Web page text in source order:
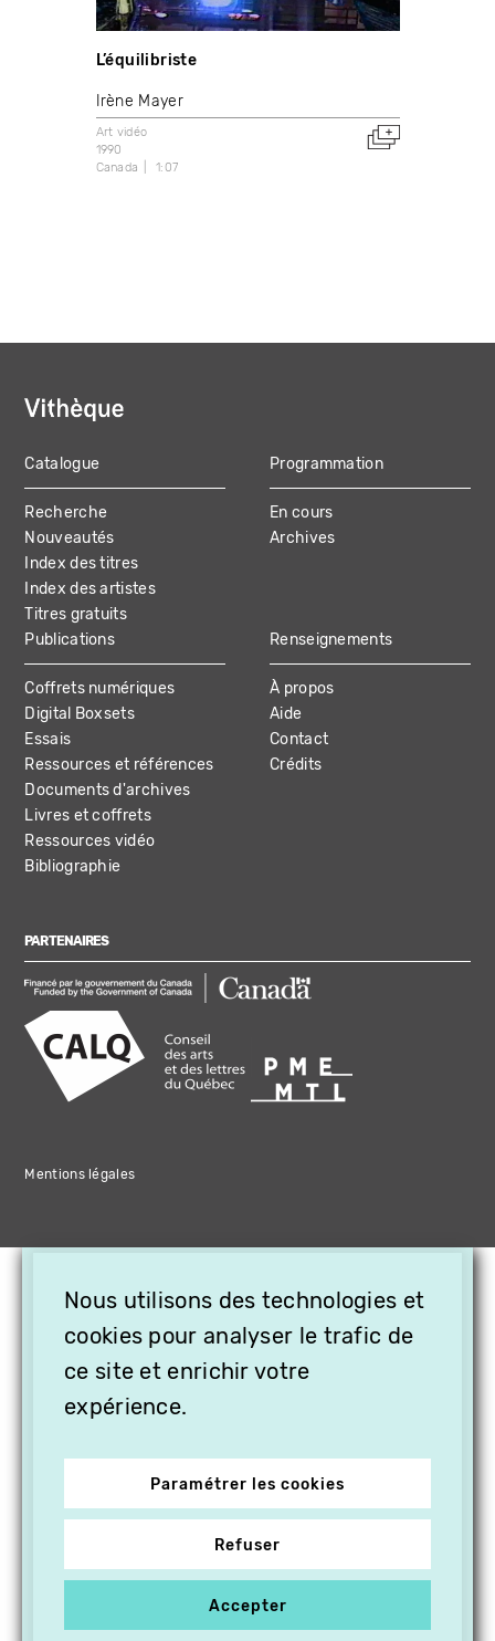
L’équilibriste
Irène Mayer
Art vidéo
1990
Canada
1:07
MAIN
NAVIGATION
Catalogue
Recherche
Nouveautés
Index des titres
Index des artistes
Titres gratuits
Programmation
En cours
Archives
Publications
Coffrets numériques
Digital Boxsets
Essais
Ressources et références
Documents d'archives
Livres et coffrets
Ressources vidéo
Bibliographie
Renseignements
À propos
Aide
Contact
Crédits
PARTENAIRES
Mentions légales
Nous utilisons des technologies et
cookies pour analyser le trafic de
ce site et enrichir votre
expérience.
Paramétrer les cookies
Refuser
Accepter
OFFREZ LA VIDÉO EN
CADEAU, ABONNEZ VOS
PROCHES À VITHÈQUE !